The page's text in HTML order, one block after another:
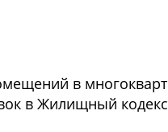
в
в Жилищный